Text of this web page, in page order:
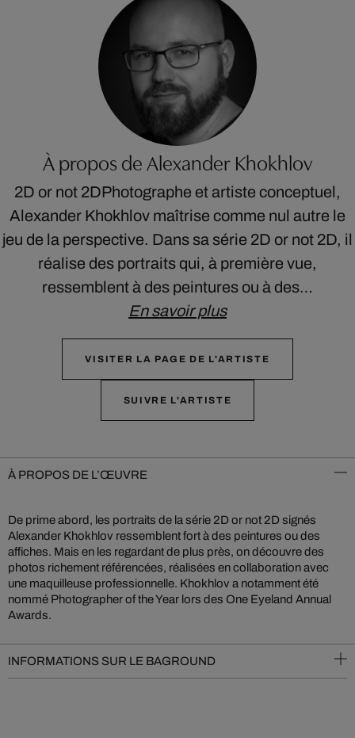
À propos de Alexander Khokhlov
2D or not 2DPhotographe et artiste conceptuel,
Alexander Khokhlov maîtrise comme nul autre le
jeu de la perspective. Dans sa série 2D or not 2D, il
réalise des portraits qui, à première vue,
ressemblent à des peintures ou à des…
En savoir plus
VISITER LA PAGE DE L'ARTISTE
SUIVRE L'ARTISTE
À PROPOS DE L’ŒUVRE
De prime abord, les portraits de la série 2D or not 2D signés
Alexander Khokhlov ressemblent fort à des peintures ou des
affiches. Mais en les regardant de plus près, on découvre des
photos richement référencées, réalisées en collaboration avec
une maquilleuse professionnelle. Khokhlov a notamment été
nommé Photographer of the Year lors des One Eyeland Annual
Awards.
INFORMATIONS SUR LE BAGROUND